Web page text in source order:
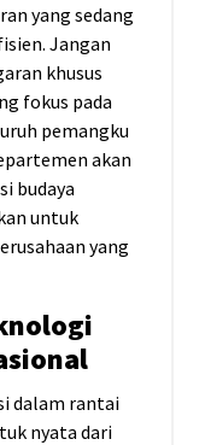
yang sedang
Jangan
khusus
fokus pada
pemangku
akan
budaya
untuk
yang
dalam rantai
nyata dari